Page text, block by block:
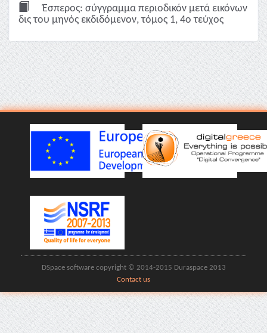
Έσπερος: σύγγραμμα περιοδικόν μετά εικόνων
δις του μηνός εκδιδόμενον, τόμος 1, 4ο τεύχος
DSpace software copyright © 2014-2015 Duraspace 2013
Contact us